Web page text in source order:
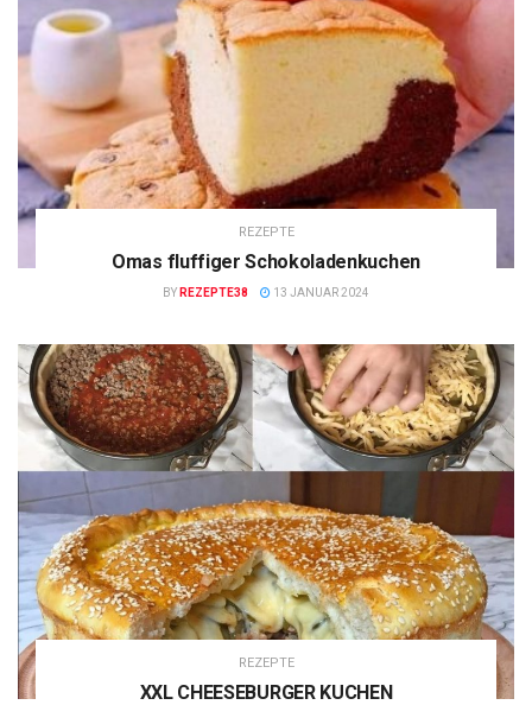
REZEPTE
Omas fluffiger Schokoladenkuchen
BY REZEPTE38 13 JANUAR 2024
REZEPTE
XXL CHEESEBURGER KUCHEN